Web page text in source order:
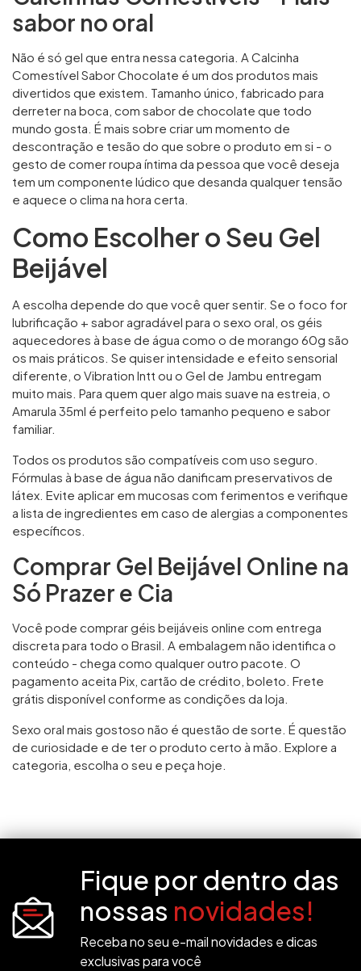
sabor no oral
Não é só gel que entra nessa categoria. A Calcinha
Comestível Sabor Chocolate é um dos produtos mais
divertidos que existem. Tamanho único, fabricado para
derreter na boca, com sabor de chocolate que todo
mundo gosta. É mais sobre criar um momento de
descontração e tesão do que sobre o produto em si - o
gesto de comer roupa íntima da pessoa que você deseja
tem um componente lúdico que desanda qualquer tensão
e aquece o clima na hora certa.
Como Escolher o Seu Gel
Beijável
A escolha depende do que você quer sentir. Se o foco for
lubrificação + sabor agradável para o sexo oral, os géis
aquecedores à base de água como o de morango 60g são
os mais práticos. Se quiser intensidade e efeito sensorial
diferente, o Vibration Intt ou o Gel de Jambu entregam
muito mais. Para quem quer algo mais suave na estreia, o
Amarula 35ml é perfeito pelo tamanho pequeno e sabor
familiar.
Todos os produtos são compatíveis com uso seguro.
Fórmulas à base de água não danificam preservativos de
látex. Evite aplicar em mucosas com ferimentos e verifique
a lista de ingredientes em caso de alergias a componentes
específicos.
Comprar Gel Beijável Online na
Só Prazer e Cia
Você pode comprar géis beijáveis online com entrega
discreta para todo o Brasil. A embalagem não identifica o
conteúdo - chega como qualquer outro pacote. O
pagamento aceita Pix, cartão de crédito, boleto. Frete
grátis disponível conforme as condições da loja.
Sexo oral mais gostoso não é questão de sorte. É questão
de curiosidade e de ter o produto certo à mão. Explore a
categoria, escolha o seu e peça hoje.
Fique por dentro das
nossas novidades!
Receba no seu e-mail novidades e dicas
exclusivas para você